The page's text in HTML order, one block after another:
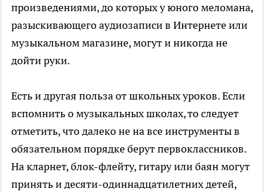
произведениями, до которых у юного меломана,
разыскивающего аудиозаписи в Интернете или
музыкальном магазине, могут и никогда не
дойти руки.
Есть и другая польза от школьных уроков. Если
вспомнить о музыкальных школах, то следует
отметить, что далеко не на все инструменты в
обязательном порядке берут первоклассников.
На кларнет, блок-флейту, гитару или баян могут
принять и десяти-одиннадцатилетних детей,